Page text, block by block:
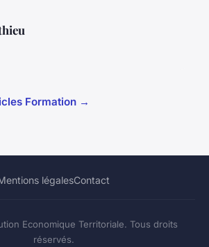
Formation →
légalesContact
Economique Territoriale. Tous droits
réservés.